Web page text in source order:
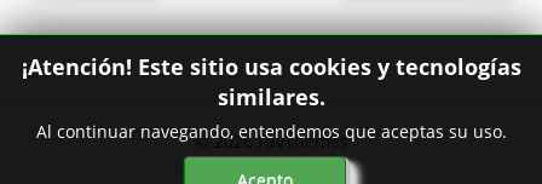
© 2026FavThemes
¡Atención! Este sitio usa cookies y tecnologías
similares.
Al continuar navegando, entendemos que aceptas su uso.